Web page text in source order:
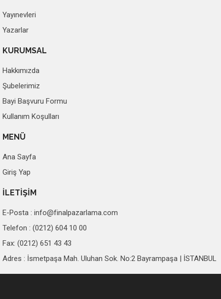
Yayınevleri
Yazarlar
KURUMSAL
Hakkımızda
Şubelerimiz
Bayi Başvuru Formu
Kullanım Koşulları
MENÜ
Ana Sayfa
Giriş Yap
İLETİŞİM
E-Posta : info@finalpazarlama.com
Telefon : (0212) 604 10 00
Fax: (0212) 651 43 43
Adres : İsmetpaşa Mah. Uluhan Sok. No:2 Bayrampaşa | İSTANBUL